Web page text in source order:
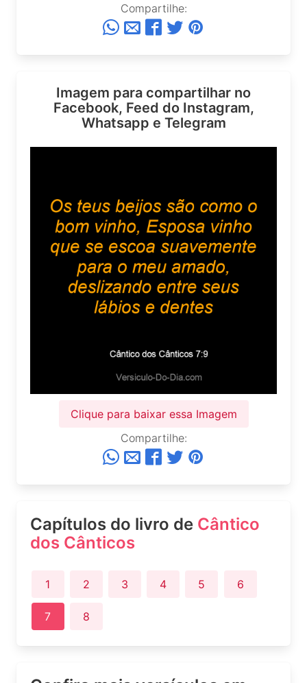
Compartilhe:
Imagem para compartilhar no
Facebook, Feed do Instagram,
Whatsapp e Telegram
Clique para baixar essa Imagem
Compartilhe:
Capítulos do livro de Cântico
dos Cânticos
1 2 3 4 5 6
7 8